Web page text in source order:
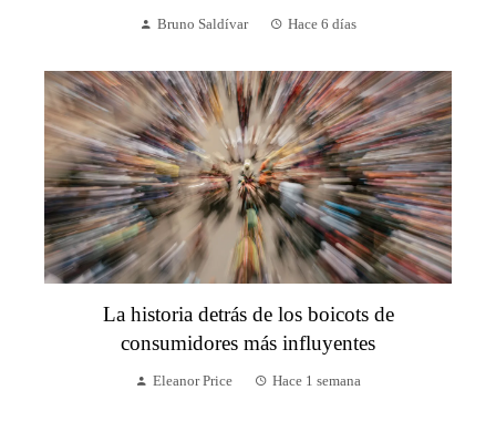
Bruno Saldívar Hace 6 días
La historia detrás de los boicots de
consumidores más influyentes
Eleanor Price Hace 1 semana